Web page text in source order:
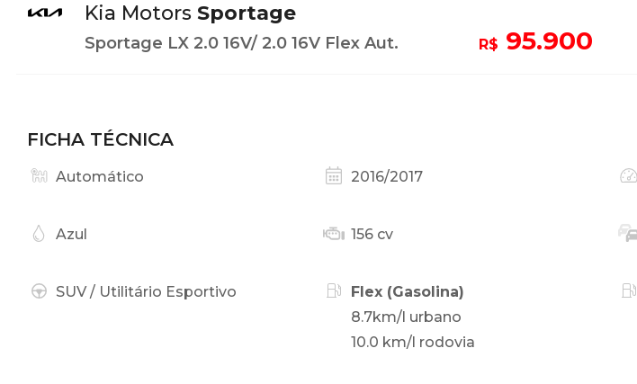
Kia Motors Sportage
Sportage LX 2.0 16V/ 2.0 16V Flex Aut. R$ 95.900
FICHA TÉCNICA
Automático 2016/2017
Azul 156 cv
SUV / Utilitário Esportivo
Flex (Gasolina)
8.7km/l urbano
10.0 km/l rodovia